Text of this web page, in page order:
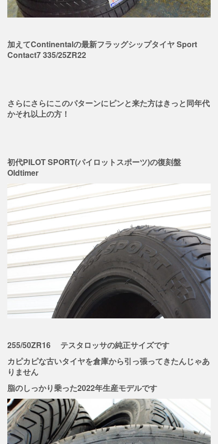
加えてContinentalの最新フラッグシップタイヤ Sport
Contact7 335/25ZR22
さらにさらにこのパターンにピンと来た方はきっと同年代
かそれ以上の方！
初代PILOT SPORT(パイロットスポーツ)の復刻盤
Oldtimer
255/50ZR16 テスタロッサの純正サイズです
カピカピな古いタイヤを倉庫から引っ張ってきたんじゃあ
りません
脂のしっかり乗った2022年生産モデルです